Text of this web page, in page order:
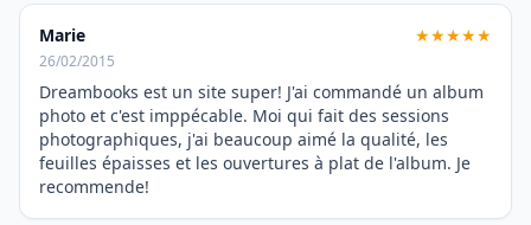
Marie ★★★★★
26/02/2015
Dreambooks est un site super! J'ai commandé un album
photo et c'est imppécable. Moi qui fait des sessions
photographiques, j'ai beaucoup aimé la qualité, les
feuilles épaisses et les ouvertures à plat de l'album. Je
recommende!